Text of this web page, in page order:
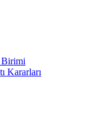
Birimi
Kararları